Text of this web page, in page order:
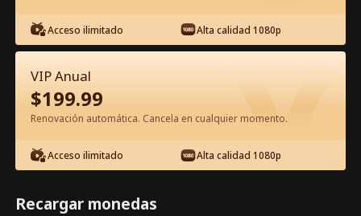
Episodio 53 - Soy el Rey del Mar y
Sanador Legendario Película
Completa
1-50 51-84 Todos los Episodios
53 54 56
Acceso ilimitado Alta calidad 1080p
VIP Anual
$199.99
Renovación automática. Cancela en cualquier momento.
Acceso ilimitado Alta calidad 1080p
Recargar monedas